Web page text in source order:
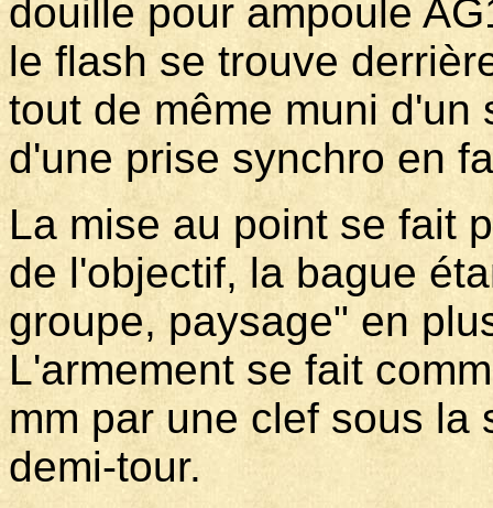
douille pour ampoule
le flash se trouve
tout de même muni
d'une prise synchro en
La mise au point se fait
de l'objectif, la bague
groupe, paysage" en
L'armement se fait
mm par une clef sous la
demi-tour.